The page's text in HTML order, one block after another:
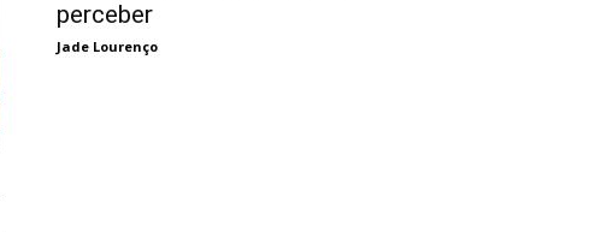
perceber
Jade Lourenço